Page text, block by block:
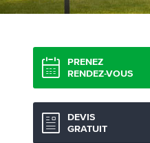
PRENEZ
RENDEZ-VOUS
DEVIS
GRATUIT